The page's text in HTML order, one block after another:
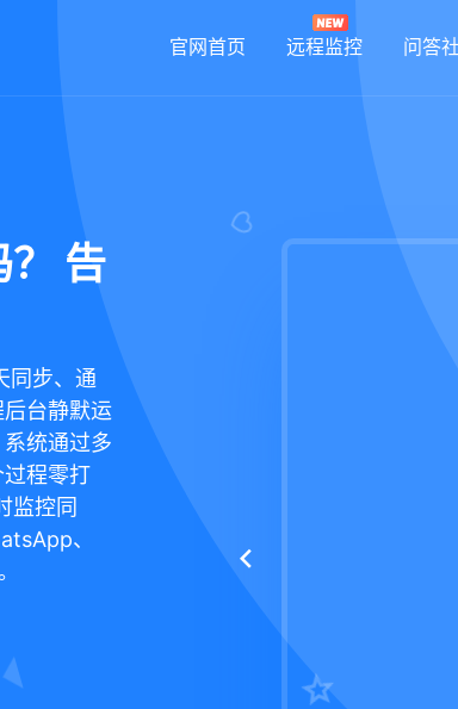
官网首页 远程监控 问答
？ 告
同步、通
台静默运
统通过多
程零打
监控同
、